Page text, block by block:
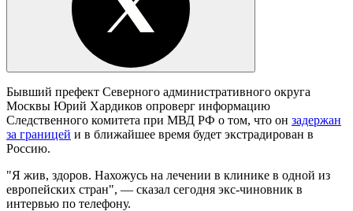
Бывший префект Северного административного округа
Москвы Юрий Хардиков опроверг информацию
Следственного комитета при МВД РФ о том, что он задержан
за границей и в ближайшее время будет экстрадирован в
Россию.
"Я жив, здоров. Нахожусь на лечении в клинике в одной из
европейских стран", — сказал сегодня экс-чиновник в
интервью по телефону.